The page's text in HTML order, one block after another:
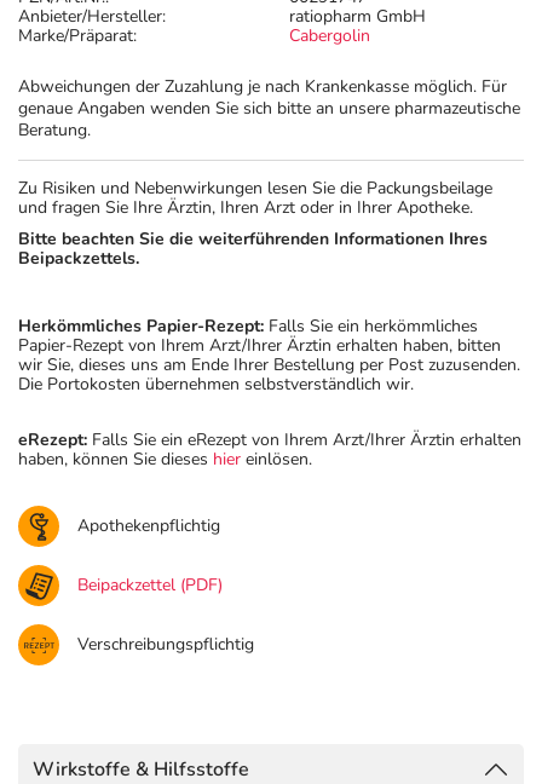
Anbieter/Hersteller:
ratiopharm GmbH
Marke/Präparat:
Cabergolin
Abweichungen der Zuzahlung je nach Krankenkasse möglich. Für
genaue Angaben wenden Sie sich bitte an unsere pharmazeutische
Beratung.
Zu Risiken und Nebenwirkungen lesen Sie die Packungsbeilage
und fragen Sie Ihre Ärztin, Ihren Arzt oder in Ihrer Apotheke.
Bitte beachten Sie die weiterführenden Informationen Ihres
Beipackzettels.
Herkömmliches Papier-Rezept: Falls Sie ein herkömmliches
Papier-Rezept von Ihrem Arzt/Ihrer Ärztin erhalten haben, bitten
wir Sie, dieses uns am Ende Ihrer Bestellung per Post zuzusenden.
Die Portokosten übernehmen selbstverständlich wir.
eRezept: Falls Sie ein eRezept von Ihrem Arzt/Ihrer Ärztin erhalten
haben, können Sie dieses hier einlösen.
Apothekenpflichtig
Beipackzettel (PDF)
Verschreibungspflichtig
Wirkstoffe & Hilfsstoffe